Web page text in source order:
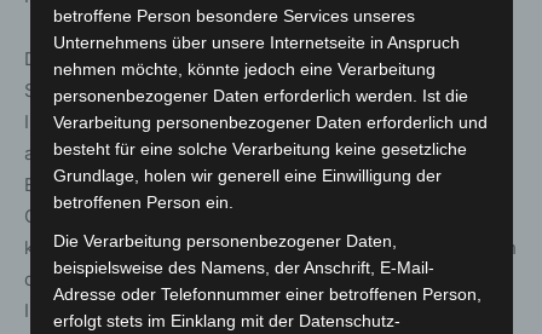
Das Land möchte den Landkreisen und kreisfreien
Städten auch zukünftig ermöglichen, eigene
Impfangebote zu koordinieren und damit insbesondere
aufsuchende Impfaktionen durchzuführen.
Entsprechende Möglichkeiten werden derzeit vom
Gesundheitsministerium erarbeitet und zeitnah mit den
kommunalen Spitzenverbänden erörtert. Dabei sind auch
die Rahmenbedingungen, die die neue Corona-
Impfverordnung des Bundes setzt, zu beachten.
betroffene Person besondere Services unseres
Unternehmens über unsere Internetseite in Anspruch
nehmen möchte, könnte jedoch eine Verarbeitung
personenbezogener Daten erforderlich werden. Ist die
Verarbeitung personenbezogener Daten erforderlich und
besteht für eine solche Verarbeitung keine gesetzliche
Grundlage, holen wir generell eine Einwilligung der
betroffenen Person ein.
Die Verarbeitung personenbezogener Daten,
beispielsweise des Namens, der Anschrift, E-Mail-
Adresse oder Telefonnummer einer betroffenen Person,
erfolgt stets im Einklang mit der Datenschutz-